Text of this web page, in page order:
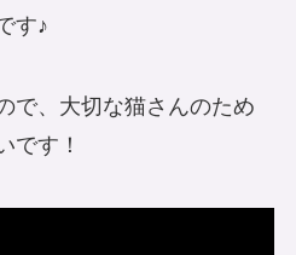
す♪
で、大切な猫さんのため
です！